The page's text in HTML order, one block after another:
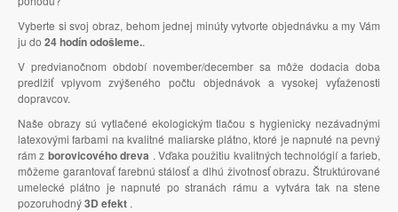
Vyberte si svoj obraz, behom jednej minúty vytvorte objednávku a my Vám
ju do 24 hodín odošleme..
V predvianočnom období november/december sa môže dodacia doba
predlžiť vplyvom zvýšeného počtu objednávok a vysokej vyťaženosti
dopravcov.
Naše obrazy sú vytlačené ekologickým tlačou s hygienicky nezávadnými
latexovými farbami na kvalitné maliarske plátno, ktoré je napnuté na pevný
rám z borovicového dreva . Vďaka použitiu kvalitných technológií a farieb,
môžeme garantovať farebnú stálosť a dlhú životnosť obrazu. Štruktúrované
umelecké plátno je napnuté po stranách rámu a vytvára tak na stene
pozoruhodný3D efekt .